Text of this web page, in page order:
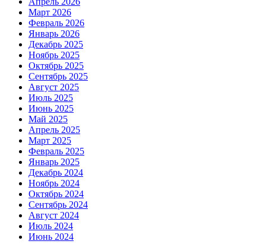
Март 2026
Февраль 2026
Январь 2026
Декабрь 2025
Ноябрь 2025
Октябрь 2025
Сентябрь 2025
Август 2025
Июль 2025
Июнь 2025
Май 2025
Апрель 2025
Март 2025
Февраль 2025
Январь 2025
Декабрь 2024
Ноябрь 2024
Октябрь 2024
Сентябрь 2024
Август 2024
Июль 2024
Июнь 2024